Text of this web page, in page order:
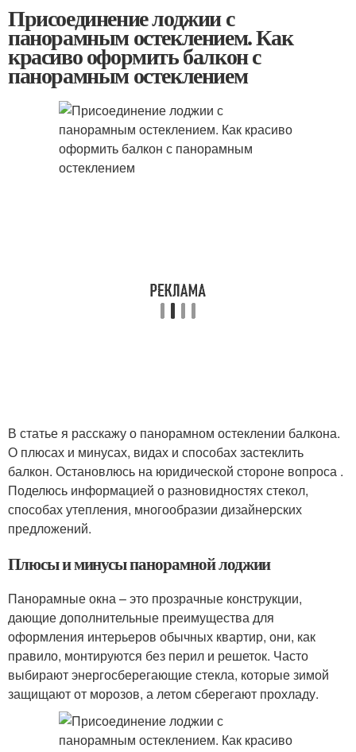
Присоединение лоджии с
панорамным остеклением. Как
красиво оформить балкон с
панорамным остеклением
В статье я расскажу о панорамном остеклении балкона.
О плюсах и минусах, видах и способах застеклить
балкон. Остановлюсь на юридической стороне вопроса .
Поделюсь информацией о разновидностях стекол,
способах утепления, многообразии дизайнерских
предложений.
Плюсы и минусы панорамной лоджии
Панорамные окна – это прозрачные конструкции,
дающие дополнительные преимущества для
оформления интерьеров обычных квартир, они, как
правило, монтируются без перил и решеток. Часто
выбирают энергосберегающие стекла, которые зимой
защищают от морозов, а летом сберегают прохладу.